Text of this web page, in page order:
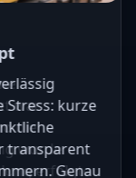
war
die
wurde
erfolgte
kurze
transparent
Genau